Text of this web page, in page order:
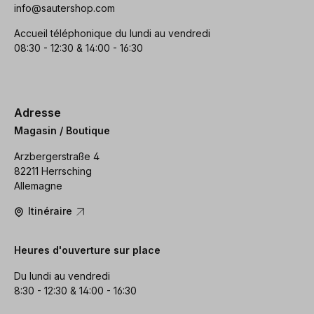
info@sautershop.com
Accueil téléphonique du lundi au vendredi
08:30 - 12:30 & 14:00 - 16:30
Adresse
Magasin / Boutique
Arzbergerstraße 4
82211 Herrsching
Allemagne
Itinéraire
Heures d'ouverture sur place
Du lundi au vendredi
8:30 - 12:30 & 14:00 - 16:30